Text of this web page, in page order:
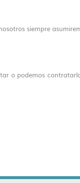
siempre
o podemos